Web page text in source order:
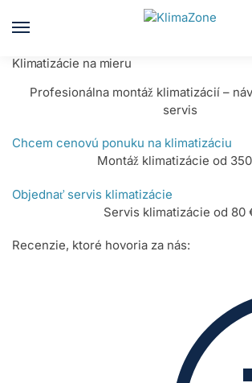
Klimatizácie na mieru
Profesionálna montáž klimatizácií –
servis
Chcem cenovú ponuku na klimatizáciu
Montáž klimatizácie od
Objednať servis klimatizácie
Servis klimatizácie od 80
Recenzie, ktoré hovoria za nás: